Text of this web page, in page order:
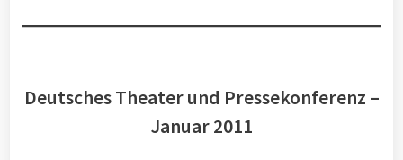
Deutsches Theater und Pressekonferenz –
Januar 2011